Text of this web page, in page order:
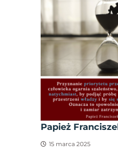
Papież
15 marca 2025